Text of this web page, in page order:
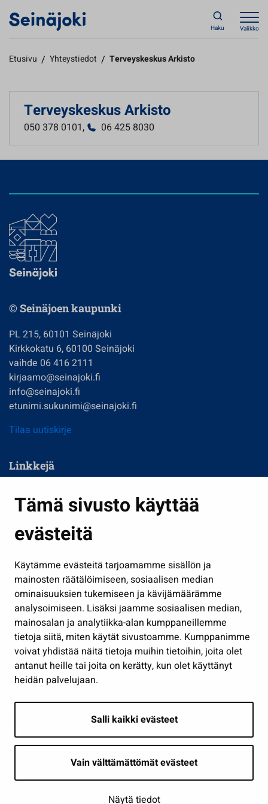
Tämä sivusto käyttää
evästeitä
Käytämme evästeitä tarjoamamme sisällön ja
mainosten räätälöimiseen, sosiaalisen median
ominaisuuksien tukemiseen ja kävijämäärämme
analysoimiseen. Lisäksi jaamme sosiaalisen median,
mainosalan ja analytiikka-alan kumppaneillemme
tietoja siitä, miten käytät sivustoamme. Kumppanimme
voivat yhdistää näitä tietoja muihin tietoihin, joita olet
antanut heille tai joita on kerätty, kun olet käyttänyt
heidän palvelujaan.
Salli kaikki evästeet
Vain välttämättömät evästeet
Näytä tiedot
Haku Valikko
Etusivu / Yhteystiedot / Terveyskeskus Arkisto
Terveyskeskus Arkisto
050 378 0101, 06 425 8030
© Seinäjoen kaupunki
PL 215, 60101 Seinäjoki
Kirkkokatu 6, 60100 Seinäjoki
vaihde 06 416 2111
kirjaamo@seinajoki.fi
info@seinajoki.fi
etunimi.sukunimi@seinajoki.fi
Tilaa uutiskirje
Linkkejä
Kasvatus ja opetus
Kulttuuri ja liikunta
Työ ja yrittäminen
Osallistu ja asioi
Näytä omat evästeasetukseni
Seuraa meitä